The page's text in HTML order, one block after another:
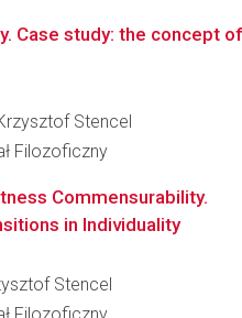
Case study: the concept of
Stencel
Filozoficzny
Commensurability.
in Individuality
Stencel